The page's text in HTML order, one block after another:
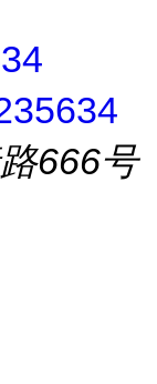
666号